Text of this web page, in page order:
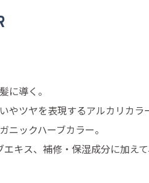
に導く。
ツヤを表現するアルカリカラ
ニックハーブカラー。
キス、補修・保湿成分に加え